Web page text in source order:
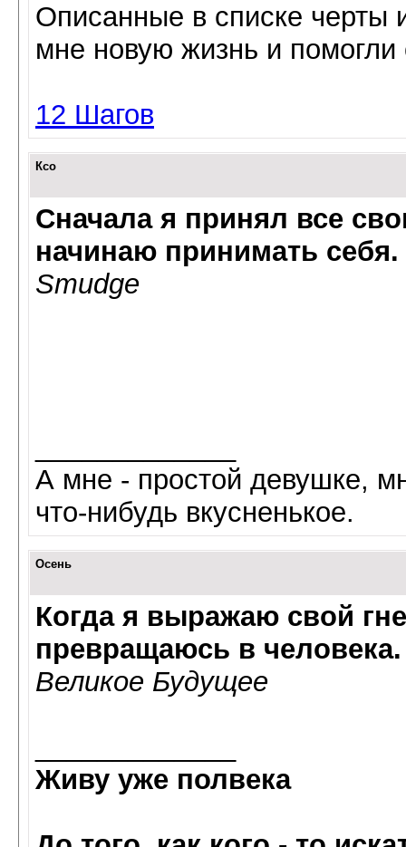
Oписанные в списке
мне нoвую жизнь и
12 Шагов
Ксо
Сначала я принял все
начинаю принимать себя.
Smudge
А мне - простой девушке,
что-нибудь вкусненькое.
Осень
Когда я выражаю свой
превращаюсь в человека.
Великое Будущее
Живу уже полвека